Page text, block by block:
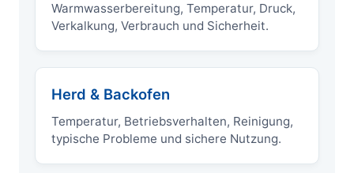
Warmwasserbereitung, Temperatur, Druck,
Verkalkung, Verbrauch und Sicherheit.
Herd & Backofen
Temperatur, Betriebsverhalten, Reinigung,
typische Probleme und sichere Nutzung.